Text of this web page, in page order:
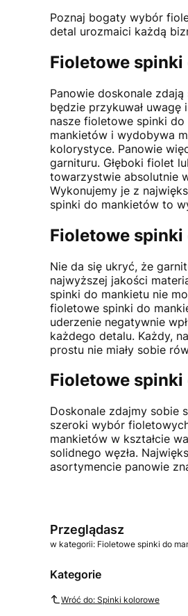
Poznaj bogaty wybór
detal urozmaici każdą
Fioletowe
Panowie doskonale
będzie przykuwał
nasze fioletowe spinki
mankietów i wydobywa
kolorystyce. Panowie
garnituru. Głęboki fiolet
towarzystwie absolutnie
Wykonujemy je z
spinki do mankietów to
Fioletowe
Nie da się ukryć, że
najwyższej jakości
spinki do mankietu nie
fioletowe spinki do
uderzenie negatywnie
każdego detalu. Każdy,
prostu nie miały sobie
Fioletowe
Doskonale zdajmy sobie
szeroki wybór
mankietów w kształcie
solidnego węzła.
asortymencie panowie
Przeglądasz
w kategorii: Fioletowe spinki do
Kategorie
Wróć do: Spinki kolorowe